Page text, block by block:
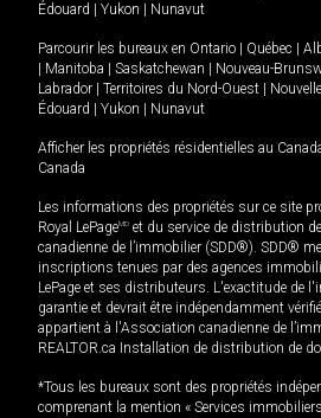
Édouard
Yukon Nunavut
Parcourir les bureaux en Ontario Québec
Manitoba Saskatchewan Nouveau-
Labrador
Territoires du Nord-Ouest
Édouard
Yukon Nunavut
Afficher les propriétés résidentielles au
Canada
Les informations des propriétés sur ce site
Royal LePageMD et du service de distribution
canadienne de l’immobilier (SDD®). SDD®
inscriptions tenues par des agences
LePage et ses distributeurs. L'exactitude de
garantie et devrait être indépendamment
appartient à l'Association canadienne de
REALTOR.ca Installation de distribution de
*Tous les bureaux sont des propriétés
comprenant la mention « Services